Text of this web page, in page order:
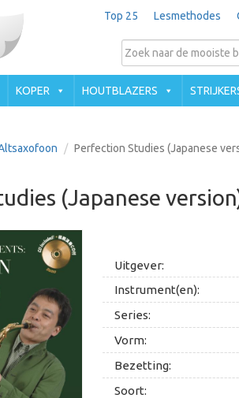
Top 25 Lesmethodes
KOPER HOUTBLAZERS
Perfection Studies (Japanese
(Japanese
Uitgever:
Instrument(en):
Series:
Vorm:
Bezetting:
Soort: